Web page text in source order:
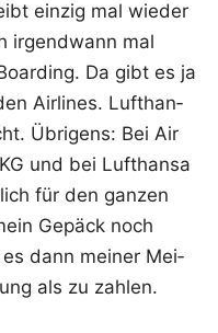
ein­zig mal wie­der
irgend­wann mal
Da gibt es ja
Air­lines. Luft­han­
Übri­gens: Bei Air
und bei Luft­han­sa
für den gan­zen
Gepäck noch
dann mei­ner Mei­
als zu zahlen.